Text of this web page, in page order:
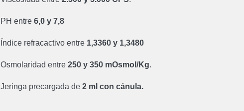
PH entre 6,0 y 7,8
Índice refracactivo entre 1,3360 y 1,3480
Osmolaridad entre 250 y 350 mOsmol/Kg.
Jeringa precargada de 2 ml con cánula.